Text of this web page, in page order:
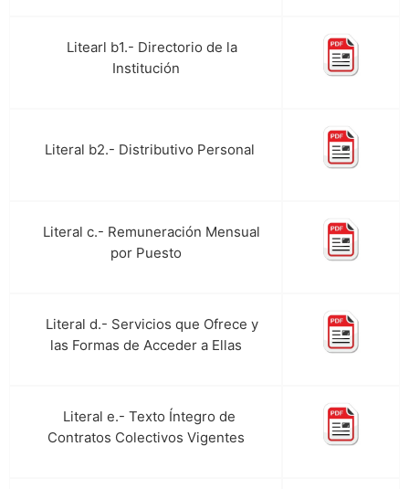
Litearl b1.- Directorio de la
Institución
Literal b2.- Distributivo Personal
Literal c.- Remuneración Mensual
por Puesto
Literal d.- Servicios que Ofrece y
las Formas de Acceder a Ellas
Literal e.- Texto Íntegro de
Contratos Colectivos Vigentes